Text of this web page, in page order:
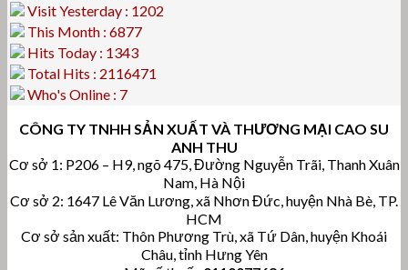
Visit Yesterday : 1202
This Month : 6877
Hits Today : 1343
Total Hits : 2116471
Who's Online : 7
CÔNG TY TNHH SẢN XUẤT VÀ THƯƠNG MẠI CAO SU
ANH THU
Cơ sở 1: P206 – H9, ngõ 475, Đường Nguyễn Trãi, Thanh Xuân
Nam, Hà Nội
Cơ sở 2: 1647 Lê Văn Lương, xã Nhơn Đức, huyện Nhà Bè, TP.
HCM
Cơ sở sản xuất: Thôn Phương Trù, xã Tứ Dân, huyện Khoái
Châu, tỉnh Hưng Yên